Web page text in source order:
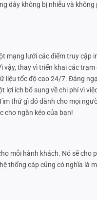
dây không bị nhiễu và
mạng lưới các điểm truy cập
thay vì triển khai các
liệu tốc độ cao 24/7. Đáng
ích bổ sung về chi phí vì
thứ gì đó dành cho mọi
cho ngăn kéo của bạn!
mỗi hành khách. Nó sẽ cho
thống cáp cũng có nghĩa là